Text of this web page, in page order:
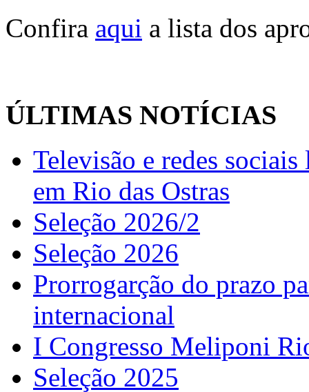
Confira aqui a lista dos
ÚLTIMAS NOTÍCIAS
Televisão e redes
em Rio das Ostras
Seleção 2026/2
Seleção 2026
Prorrogarção do prazo
internacional
I Congresso Meliponi
Seleção 2025